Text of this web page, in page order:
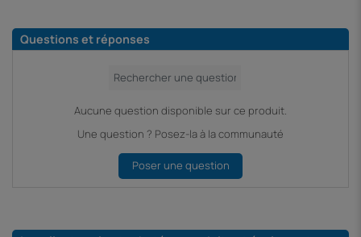
Questions et réponses
Aucune question disponible sur ce produit.
Une question ? Posez-la à la communauté
Poser une question